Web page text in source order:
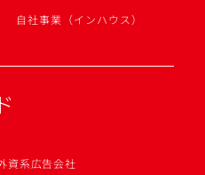
自社事業（インハウス）
資系広告会社